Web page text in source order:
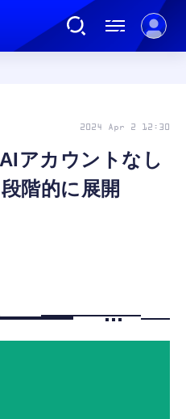
アカウントなし
階的に展開
2024 Apr 2 12:30